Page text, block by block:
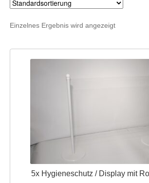
Befestigungs- &
Gehwegaufsteller, A-Standschilder,
Klapprahmen
Displaystecksysteme & Zubehör,
Einzelnes Ergebnis wird angezeigt
5x Hygieneschutz / Display mit